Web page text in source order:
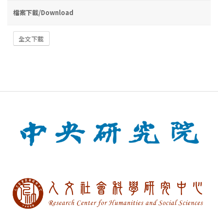
檔案下載/Download
全文下載